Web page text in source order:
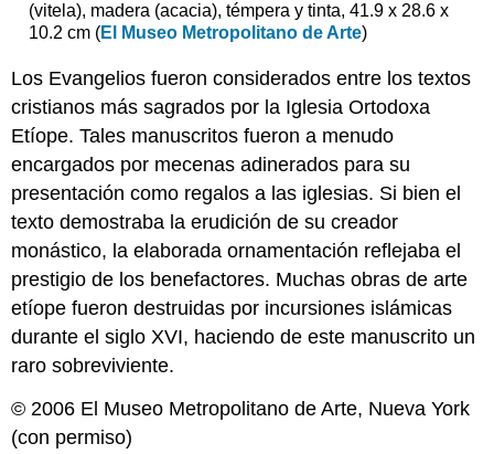
(vitela), madera (acacia), témpera y tinta, 41.9 x 28.6 x
10.2 cm (El Museo Metropolitano de Arte)
Los Evangelios fueron considerados entre los textos
cristianos más sagrados por la Iglesia Ortodoxa
Etíope. Tales manuscritos fueron a menudo
encargados por mecenas adinerados para su
presentación como regalos a las iglesias. Si bien el
texto demostraba la erudición de su creador
monástico, la elaborada ornamentación reflejaba el
prestigio de los benefactores. Muchas obras de arte
etíope fueron destruidas por incursiones islámicas
durante el siglo XVI, haciendo de este manuscrito un
raro sobreviviente.
© 2006 El Museo Metropolitano de Arte, Nueva York
(con permiso)